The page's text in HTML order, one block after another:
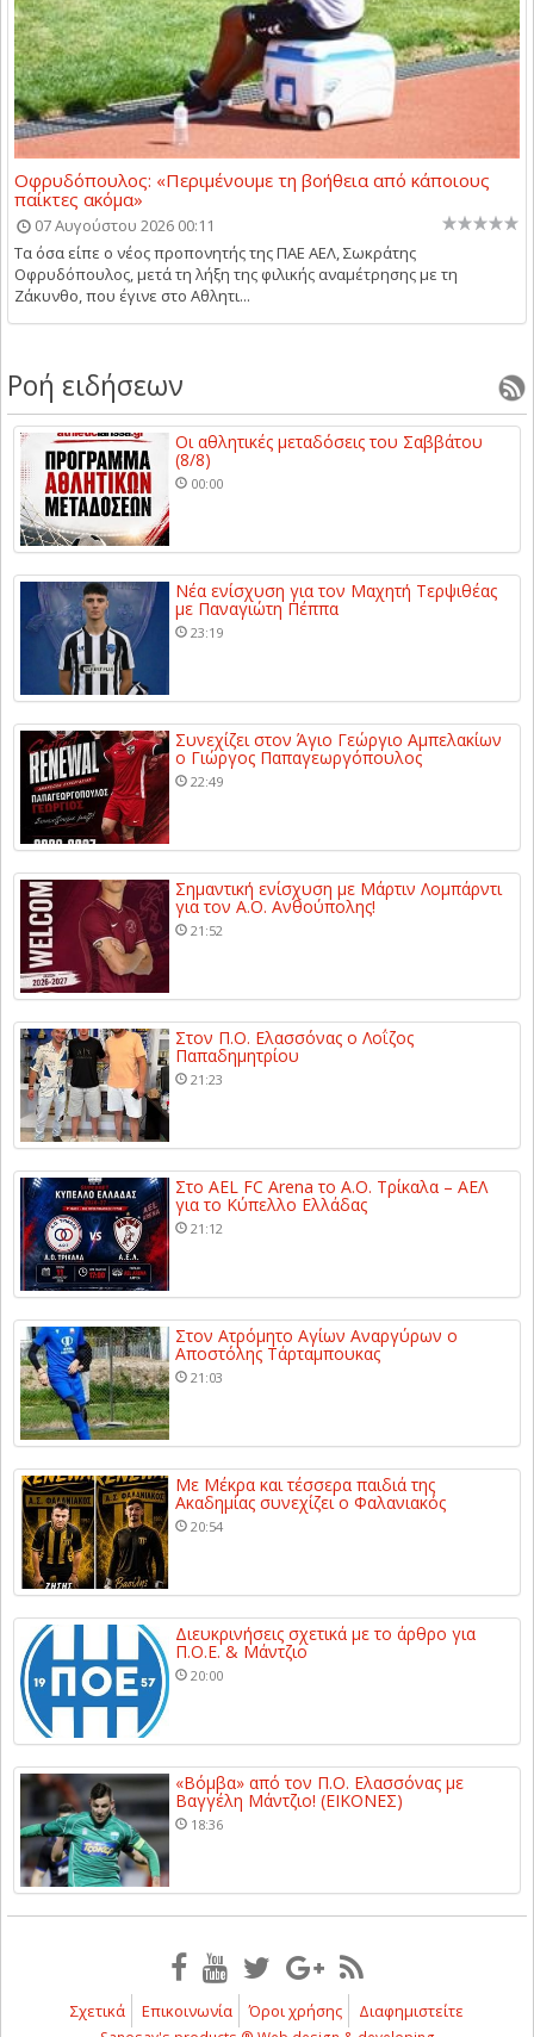
Οφρυδόπουλος: «Περιμένουμε τη βοήθεια από κάποιους
παίκτες ακόμα»
07 Αυγούστου 2026 00:11
Τα όσα είπε ο νέος προπονητής της ΠΑΕ ΑΕΛ, Σωκράτης
Οφρυδόπουλος, μετά τη λήξη της φιλικής αναμέτρησης με τη
Ζάκυνθο, που έγινε στο Αθλητι...
Ροή ειδήσεων
Οι αθλητικές μεταδόσεις του Σαββάτου
(8/8)
00:00
Νέα ενίσχυση για τον Μαχητή Τερψιθέας
με Παναγιώτη Πέππα
23:19
Συνεχίζει στον Άγιο Γεώργιο Αμπελακίων
ο Γιώργος Παπαγεωργόπουλος
22:49
Σημαντική ενίσχυση με Μάρτιν Λομπάρντι
για τον Α.Ο. Ανθούπολης!
21:52
Στον Π.Ο. Ελασσόνας ο Λοΐζος
Παπαδημητρίου
21:23
Στο AEL FC Arena το Α.Ο. Τρίκαλα – ΑΕΛ
για το Κύπελλο Ελλάδας
21:12
Στον Ατρόμητο Αγίων Αναργύρων ο
Αποστόλης Τάρταμπουκας
21:03
Με Μέκρα και τέσσερα παιδιά της
Ακαδημίας συνεχίζει ο Φαλανιακός
20:54
Διευκρινήσεις σχετικά με το άρθρο για
Π.Ο.Ε. & Μάντζιο
20:00
«Βόμβα» από τον Π.Ο. Ελασσόνας με
Βαγγέλη Μάντζιο! (ΕΙΚΟΝΕΣ)
18:36
Σχετικά Επικοινωνία Όροι χρήσης Διαφημιστείτε